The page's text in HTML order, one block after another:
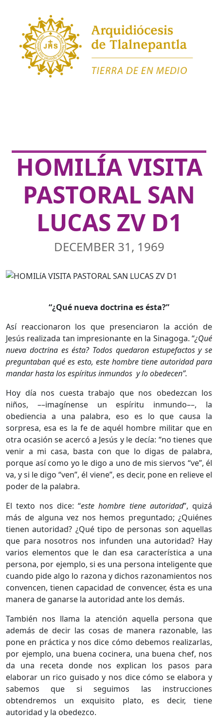
HOMILÍA VISITA
PASTORAL SAN
LUCAS ZV D1
DECEMBER 31, 1969
“¿Qué nueva doctrina es ésta?”
Así reaccionaron los que presenciaron la acción de
Jesús realizada tan impresionante en la Sinagoga. “¿Qué
nueva doctrina es ésta? Todos quedaron estupefactos y se
preguntaban qué es esto, este hombre tiene autoridad para
mandar hasta los espíritus inmundos y lo obedecen”.
Hoy día nos cuesta trabajo que nos obedezcan los
niños, ––imagínense un espíritu inmundo––, la
obediencia a una palabra, eso es lo que causa la
sorpresa, esa es la fe de aquél hombre militar que en
otra ocasión se acercó a Jesús y le decía: “no tienes que
venir a mi casa, basta con que lo digas de palabra,
porque así como yo le digo a uno de mis siervos “ve”, él
va, y si le digo “ven”, él viene”, es decir, pone en relieve el
poder de la palabra.
El texto nos dice: “este hombre tiene autoridad”, quizá
más de alguna vez nos hemos preguntado; ¿Quiénes
tienen autoridad? ¿Qué tipo de personas son aquellas
que para nosotros nos infunden una autoridad? Hay
varios elementos que le dan esa característica a una
persona, por ejemplo, si es una persona inteligente que
cuando pide algo lo razona y dichos razonamientos nos
convencen, tienen capacidad de convencer, ésta es una
manera de ganarse la autoridad ante los demás.
También nos llama la atención aquella persona que
además de decir las cosas de manera razonable, las
pone en práctica y nos dice cómo debemos realizarlas,
por ejemplo, una buena cocinera, una buena chef, nos
da una receta donde nos explican los pasos para
elaborar un rico guisado y nos dice cómo se elabora y
sabemos que si seguimos las instrucciones
obtendremos un exquisito plato, es decir, tiene
autoridad y la obedezco.